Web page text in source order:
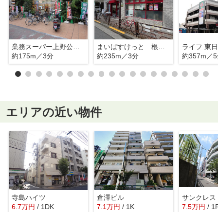
業務スーパー上野公園店
約175m／3分
約235m／3分
ライフ 東
約357m／
エリアの近い物件
寺島ハイツ
6.7万円 / 1DK
倉澤ビル
7.1万円 / 1K
サンクレス
7.5万円 /